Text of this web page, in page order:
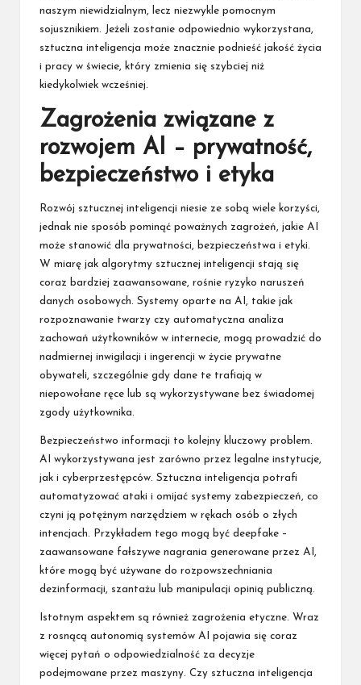
naszym niewidzialnym, lecz niezwykle pomocnym
sojusznikiem. Jeżeli zostanie odpowiednio wykorzystana,
sztuczna inteligencja może znacznie podnieść jakość życia
i pracy w świecie, który zmienia się szybciej niż
kiedykolwiek wcześniej.
Zagrożenia związane z
rozwojem AI – prywatność,
bezpieczeństwo i etyka
Rozwój sztucznej inteligencji niesie ze sobą wiele korzyści,
jednak nie sposób pominąć poważnych zagrożeń, jakie AI
może stanowić dla prywatności, bezpieczeństwa i etyki.
W miarę jak algorytmy sztucznej inteligencji stają się
coraz bardziej zaawansowane, rośnie ryzyko naruszeń
danych osobowych. Systemy oparte na AI, takie jak
rozpoznawanie twarzy czy automatyczna analiza
zachowań użytkowników w internecie, mogą prowadzić do
nadmiernej inwigilacji i ingerencji w życie prywatne
obywateli, szczególnie gdy dane te trafiają w
niepowołane ręce lub są wykorzystywane bez świadomej
zgody użytkownika.
Bezpieczeństwo informacji to kolejny kluczowy problem.
AI wykorzystywana jest zarówno przez legalne instytucje,
jak i cyberprzestępców. Sztuczna inteligencja potrafi
automatyzować ataki i omijać systemy zabezpieczeń, co
czyni ją potężnym narzędziem w rękach osób o złych
intencjach. Przykładem tego mogą być deepfake –
zaawansowane fałszywe nagrania generowane przez AI,
które mogą być używane do rozpowszechniania
dezinformacji, szantażu lub manipulacji opinią publiczną.
Istotnym aspektem są również zagrożenia etyczne. Wraz
z rosnącą autonomią systemów AI pojawia się coraz
więcej pytań o odpowiedzialność za decyzje
podejmowane przez maszyny. Czy sztuczna inteligencja